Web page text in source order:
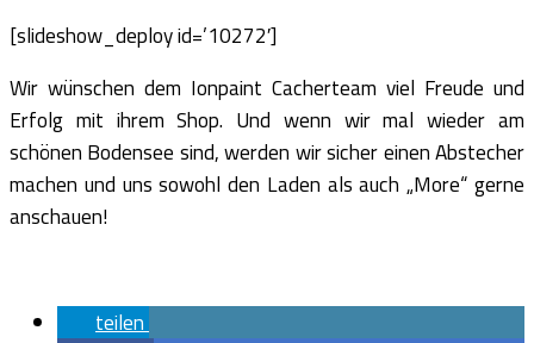
[slideshow_deploy id=’10272′]
Wir wünschen dem Ionpaint Cacherteam viel Freude und
Erfolg mit ihrem Shop. Und wenn wir mal wieder am
schönen Bodensee sind, werden wir sicher einen Abstecher
machen und uns sowohl den Laden als auch „More“ gerne
anschauen!
teilen